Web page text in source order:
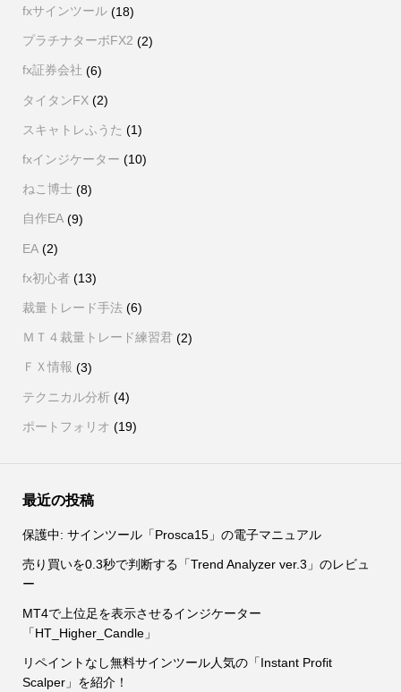
fxサインツール(18)
プラチナターボFX2 (2)
fx証券会社 (6)
タイタンFX(2)
スキャトレふうた (1)
fxインジケーター (10)
ねこ博士(8)
自作EA(9)
EA(2)
fx初心者(13)
裁量トレード手法(6)
ＭＴ４裁量トレード練習君 (2)
ＦＸ情報 (3)
テクニカル分析(4)
ポートフォリオ (19)
最近の投稿
保護中: サインツール「Prosca15」の電子マニュアル
売り買いを0.3秒で判断する「Trend Analyzer ver.3」のレビュ
ー
MT4で上位足を表示させるインジケーター
「HT_Higher_Candle」
リペイントなし無料サインツール人気の「Instant Profit
Scalper」を紹介！